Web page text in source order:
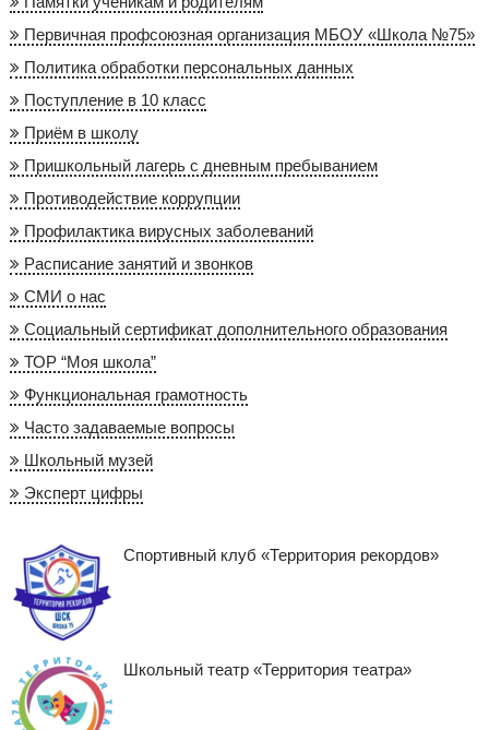
Первичная профсоюзная организация МБОУ «Школа №75»
Политика обработки персональных данных
Поступление в 10 класс
Приём в школу
Пришкольный лагерь с дневным пребыванием
Противодействие коррупции
Профилактика вирусных заболеваний
Расписание занятий и звонков
СМИ о нас
Социальный сертификат дополнительного образования
ТОР “Моя школа”
Функциональная грамотность
Часто задаваемые вопросы
Школьный музей
Эксперт цифры
Спортивный клуб «Территория рекордов»
Школьный театр «Территория театра»